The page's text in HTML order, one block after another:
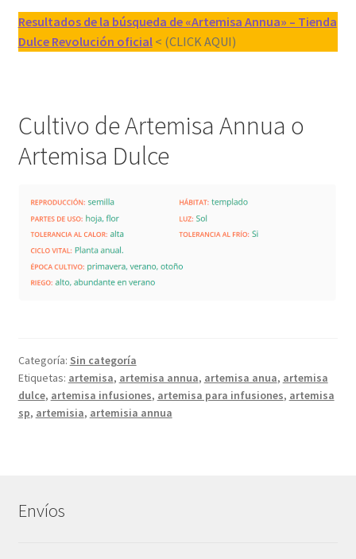
Resultados de la búsqueda de «Artemisa Annua» – Tienda
Dulce Revolución oficial< (CLICK AQUI)
Cultivo de Artemisa Annua o
Artemisa Dulce
Categoría: Sin categoría
Etiquetas: artemisa, artemisa annua, artemisa anua, artemisa
dulce, artemisa infusiones, artemisa para infusiones, artemisa
sp, artemisia, artemisia annua
Envíos